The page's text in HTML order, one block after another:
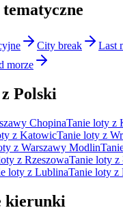
City break Last
morze
Polski
ChopinaTanie loty z
z KatowicTanie loty z
z Warszawy Modlin
z RzeszowaTanie loty z
loty z LublinaTanie loty z
kierunki